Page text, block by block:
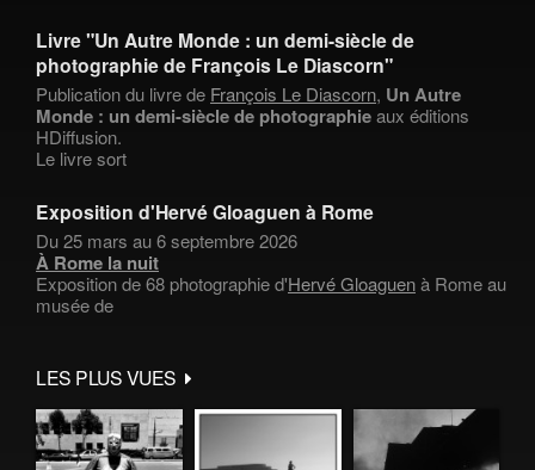
Livre "Un Autre Monde : un demi-siècle de
photographie de François Le Diascorn"
Publication du livre de François Le Diascorn, Un Autre
Monde : un demi-siècle de photographieaux éditions
HDiffusion.
Le livre sort
Exposition d'Hervé Gloaguen à Rome
Du 25 mars au 6 septembre 2026
À Rome la nuit
Exposition de 68 photographie d'Hervé Gloaguenà Rome au
musée de
LES PLUS VUES